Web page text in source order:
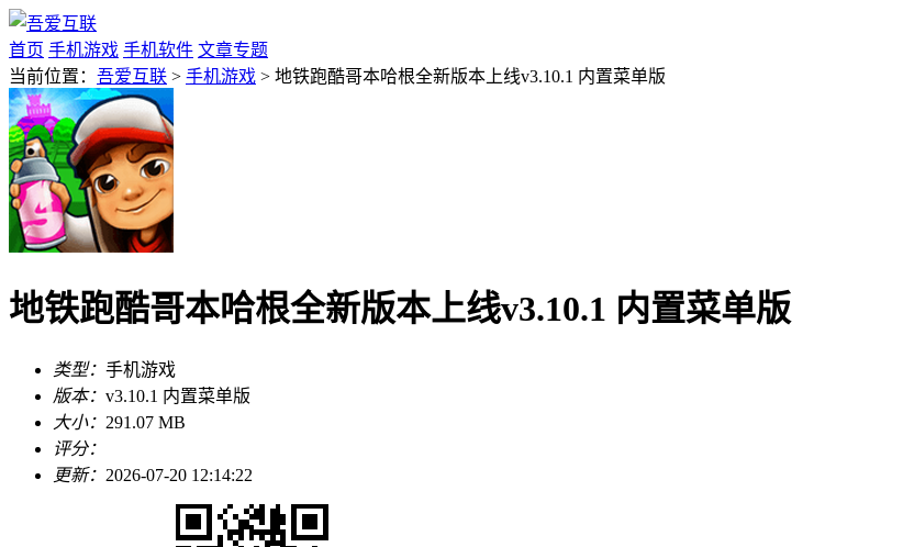
首页 手机游戏 手机软件 文章专题
当前位置： 吾爱互联 > 手机游戏 > 地铁跑酷哥本哈根全新版本上线v3.10.1 内置菜单版
地铁跑酷哥本哈根全新版本上线v3.10.1 内置菜单版
类型： 手机游戏
版本： v3.10.1 内置菜单版
大小： 291.07 MB
评分：
更新： 2026-07-20 12:14:22